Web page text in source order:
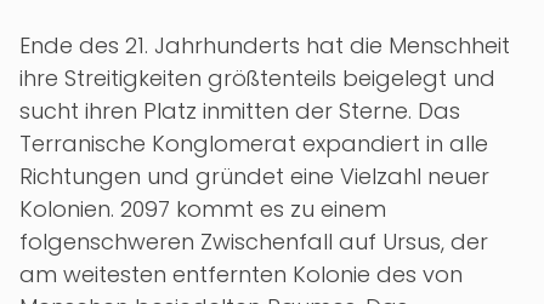
Ende des 21. Jahrhunderts hat die Menschheit
ihre Streitigkeiten größtenteils beigelegt und
sucht ihren Platz inmitten der Sterne. Das
Terranische Konglomerat expandiert in alle
Richtungen und gründet eine Vielzahl neuer
Kolonien. 2097 kommt es zu einem
folgenschweren Zwischenfall auf Ursus, der
am weitesten entfernten Kolonie des von